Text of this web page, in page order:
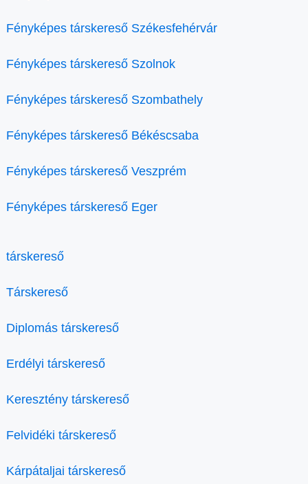
Fényképes társkereső Székesfehérvár
Fényképes társkereső Szolnok
Fényképes társkereső Szombathely
Fényképes társkereső Békéscsaba
Fényképes társkereső Veszprém
Fényképes társkereső Eger
társkereső
Társkereső
Diplomás társkereső
Erdélyi társkereső
Keresztény társkereső
Felvidéki társkereső
Kárpátaljai társkereső